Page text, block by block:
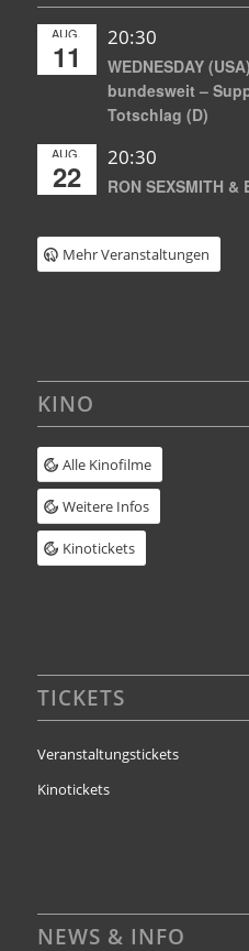
AUG.
11
20:30
WEDNESDAY
bundesweit –
Totschlag (D)
AUG.
22
20:30
RON SEXSMITH &
Mehr Veranstaltungen
KINO
Alle Kinofilme
Weitere Infos
Kinotickets
TICKETS
Veranstaltungstickets
Kinotickets
NEWS & INFO